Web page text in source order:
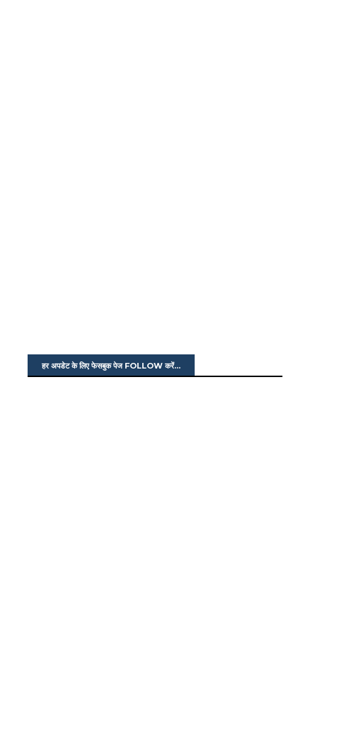
हर अपडेट के लिए फेसबुक पेज FOLLOW करें...